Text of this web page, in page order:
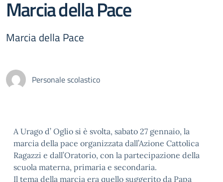
Marcia della Pace
Marcia della Pace
Personale scolastico
A Urago d’ Oglio si è svolta, sabato 27 gennaio, la
marcia della pace organizzata dall’Azione Cattolica
Ragazzi e dall’Oratorio, con la partecipazione della
scuola materna, primaria e secondaria.
Il tema della marcia era quello suggerito da Papa